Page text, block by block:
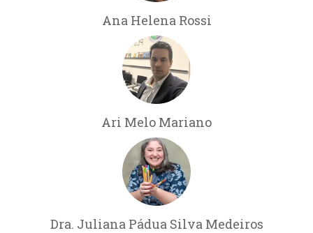
Ana Helena Rossi
Ari Melo Mariano
Dra. Juliana Pádua Silva Medeiros